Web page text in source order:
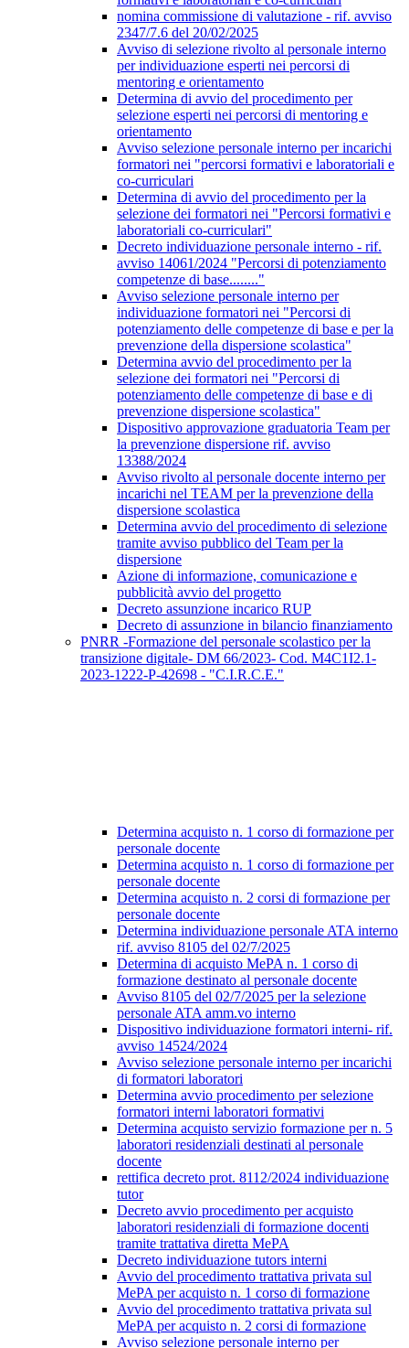
nomina commissione di valutazione - rif. avviso
2347/7.6 del 20/02/2025
Avviso di selezione rivolto al personale interno
per individuazione esperti nei percorsi di
mentoring e orientamento
Determina di avvio del procedimento per
selezione esperti nei percorsi di mentoring e
orientamento
Avviso selezione personale interno per incarichi
formatori nei "percorsi formativi e laboratoriali e
co-curriculari
Determina di avvio del procedimento per la
selezione dei formatori nei "Percorsi formativi e
laboratoriali co-curriculari"
Decreto individuazione personale interno - rif.
avviso 14061/2024 "Percorsi di potenziamento
competenze di base........"
Avviso selezione personale interno per
individuazione formatori nei "Percorsi di
potenziamento delle competenze di base e per la
prevenzione della dispersione scolastica"
Determina avvio del procedimento per la
selezione dei formatori nei "Percorsi di
potenziamento delle competenze di base e di
prevenzione dispersione scolastica"
Dispositivo approvazione graduatoria Team per
la prevenzione dispersione rif. avviso
13388/2024
Avviso rivolto al personale docente interno per
incarichi nel TEAM per la prevenzione della
dispersione scolastica
Determina avvio del procedimento di selezione
tramite avviso pubblico del Team per la
dispersione
Azione di informazione, comunicazione e
pubblicità avvio del progetto
Decreto assunzione incarico RUP
Decreto di assunzione in bilancio finanziamento
PNRR -Formazione del personale scolastico per la
transizione digitale- DM 66/2023- Cod. M4C1I2.1-
2023-1222-P-42698 - "C.I.R.C.E."
Determina acquisto n. 1 corso di formazione per
personale docente
Determina acquisto n. 1 corso di formazione per
personale docente
Determina acquisto n. 2 corsi di formazione per
personale docente
Determina individuazione personale ATA interno
rif. avviso 8105 del 02/7/2025
Determina di acquisto MePA n. 1 corso di
formazione destinato al personale docente
Avviso 8105 del 02/7/2025 per la selezione
personale ATA amm.vo interno
Dispositivo individuazione formatori interni- rif.
avviso 14524/2024
Avviso selezione personale interno per incarichi
di formatori laboratori
Determina avvio procedimento per selezione
formatori interni laboratori formativi
Determina acquisto servizio formazione per n. 5
laboratori residenziali destinati al personale
docente
rettifica decreto prot. 8112/2024 individuazione
tutor
Decreto avvio procedimento per acquisto
laboratori residenziali di formazione docenti
tramite trattativa diretta MePA
Decreto individuazione tutors interni
Avvio del procedimento trattativa privata sul
MePA per acquisto n. 1 corso di formazione
Avvio del procedimento trattativa privata sul
MePA per acquisto n. 2 corsi di formazione
Avviso selezione personale interno per